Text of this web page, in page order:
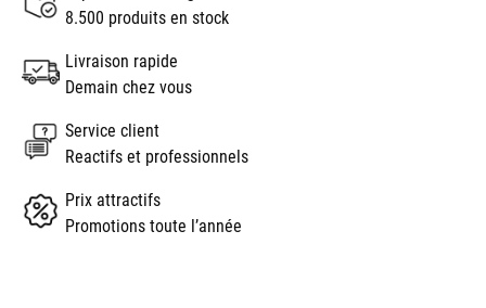
8.500 produits en stock
Livraison rapide
Demain chez vous
Service client
Reactifs et professionnels
Prix attractifs
Promotions toute l’année